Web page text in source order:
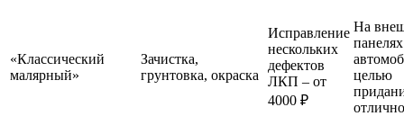
«Классический
малярный»
Зачистка,
грунтовка, окраска
Исправление
нескольких
дефектов
ЛКП – от
4000 ₽
На
панелях
целью